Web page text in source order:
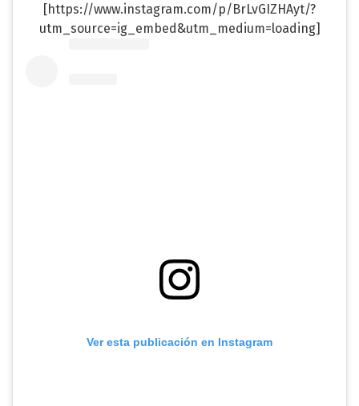
[https://www.instagram.com/p/BrLvGIZHAyt/?
utm_source=ig_embed&utm_medium=loading]
Ver esta publicación en Instagram